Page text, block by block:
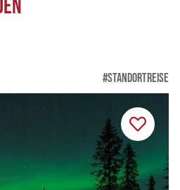
#STANDORTREISE